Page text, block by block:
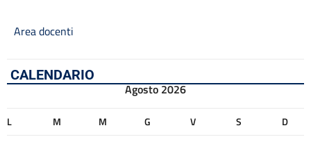
Area docenti
CALENDARIO
Agosto 2026
L M M G V S D